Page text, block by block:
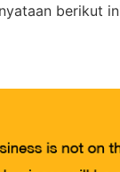
berikut